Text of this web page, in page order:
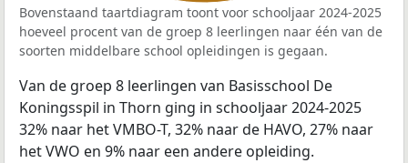
Bovenstaand taartdiagram toont voor schooljaar 2024-2025
hoeveel procent van de groep 8 leerlingen naar één van de
soorten middelbare school opleidingen is gegaan.
Van de groep 8 leerlingen van Basisschool De
Koningsspil in Thorn ging in schooljaar 2024-2025
32% naar het VMBO-T, 32% naar de HAVO, 27% naar
het VWO en 9% naar een andere opleiding.